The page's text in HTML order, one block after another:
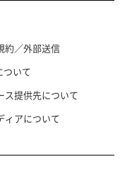
約／外部送信
ついて
ス提供先について
ィアについて